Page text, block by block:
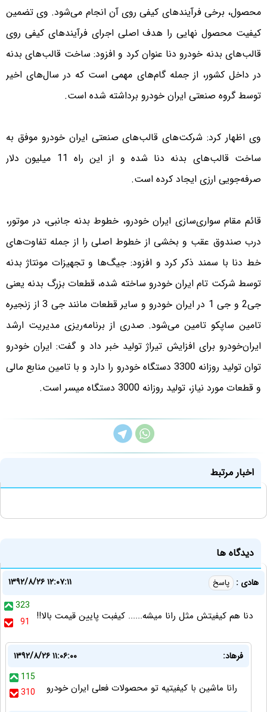
محصول، برخی فرآیندهای کیفی روی آن انجام می‌شود. وی تضمین
کیفیت محصول نهایی را هدف اصلی اجرای فرآیندهای کیفی روی
قالب‌های بدنه خودرو دنا عنوان کرد و افزود: ساخت قالب‌های بدنه
در داخل کشور، از جمله گام‌های مهمی است که در سال‌های اخیر
توسط گروه صنعتی ایران خودرو برداشته شده است.
وی اظهار کرد: شرکت‌های قالب‌های صنعتی ایران خودرو موفق به
ساخت قالب‌های بدنه دنا شده و از این راه 11 میلیون دلار
صرفه‌جویی ارزی ایجاد کرده است.
قائم مقام سواری‌سازی ایران خودرو، خطوط بدنه جانبی، در موتور،
درب صندوق عقب و بخشی از خطوط اصلی را از جمله تفاوت‌های
خط دنا با سمند ذکر کرد و افزود: جیگ‌ها و تجهیزات مونتاژ بدنه
توسط شرکت تام ایران خودرو ساخته شده، قطعات بزرگ بدنه یعنی
جی2 و جی 1 در ایران خودرو و سایر قطعات مانند جی 3 از زنجیره
تامین ساپکو تامین می‌شود. صدری از برنامه‌ریزی مدیریت ارشد
ایران‌خودرو برای افزایش تیراژ تولید خبر داد و گفت: ایران خودرو
توان تولید روزانه 3300 دستگاه خودرو را دارد و با تامین منابع مالی
و قطعات مورد نیاز، تولید روزانه 3000 دستگاه میسر است.
اخبار مرتبط
دیدگاه ها
هادی : پاسخ
۱۳۹۲/۸/۲۶ ۱۲:۰۷:۱۱
323
91
دنا هم کیفیتش مثل رانا میشه...... کیفبت پایین قیمت بالا!!
فرهاد:
۱۳۹۲/۸/۲۶ ۱۱:۰۶:۰۰
115
310
رانا ماشین با کیفیتیه تو محصولات فعلی ایران خودرو